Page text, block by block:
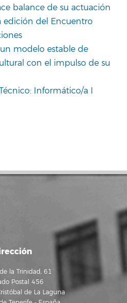
balance de su actuación
edición del Encuentro
modelo estable de
con el impulso de su
Informático/a I
la Trinidad, 61
Postal 456
de La Laguna